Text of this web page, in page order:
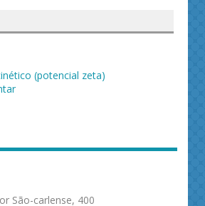
(potencial zeta)
São-carlense, 400